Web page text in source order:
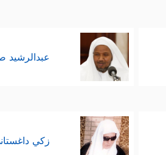
عبدالرشيد
زكي